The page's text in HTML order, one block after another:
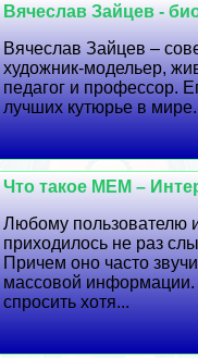
Вячеслав Зайцев -
Вячеслав Зайцев –
художник-модельер,
педагог и профессор.
лучших кутюрье в
Что такое МЕМ –
Любому пользователю
приходилось не раз
Причем оно часто
массовой информации.
спросить хотя...